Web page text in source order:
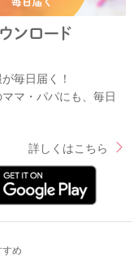
毎日届く！
マ・パパにも、毎日
詳しくはこちら
すめ